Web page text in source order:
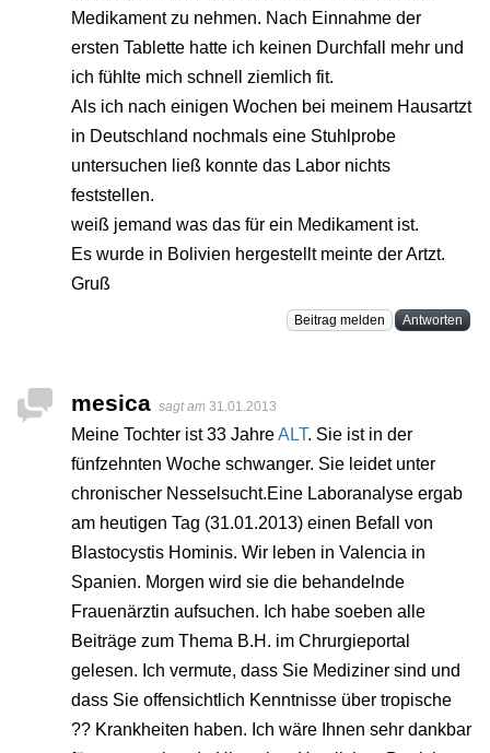
Medikament zu nehmen. Nach Einnahme der
ersten Tablette hatte ich keinen Durchfall mehr und
ich fühlte mich schnell ziemlich fit.
Als ich nach einigen Wochen bei meinem Hausartzt
in Deutschland nochmals eine Stuhlprobe
untersuchen ließ konnte das Labor nichts
feststellen.
weiß jemand was das für ein Medikament ist.
Es wurde in Bolivien hergestellt meinte der Artzt.
Gruß
Beitrag melden Antworten
mesica sagt am 31.01.2013
Meine Tochter ist 33 JahreALT. Sie ist in der
fünfzehnten Woche schwanger. Sie leidet unter
chronischer Nesselsucht.Eine Laboranalyse ergab
am heutigen Tag (31.01.2013) einen Befall von
Blastocystis Hominis. Wir leben in Valencia in
Spanien. Morgen wird sie die behandelnde
Frauenärztin aufsuchen. Ich habe soeben alle
Beiträge zum Thema B.H. im Chrurgieportal
gelesen. Ich vermute, dass Sie Mediziner sind und
dass Sie offensichtlich Kenntnisse über tropische
?? Krankheiten haben. Ich wäre Ihnen sehr dankbar